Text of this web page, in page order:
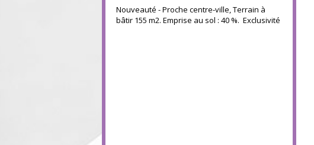
Nouveauté - Proche centre-ville, Terrain à
bâtir 155 m2. Emprise au sol : 40 %. Exclusivité